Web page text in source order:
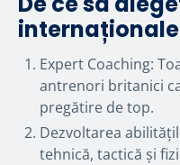
internaționale
Expert Coaching:
antrenori britanici
pregătire de top.
Dezvoltarea
tehnică, tactică și